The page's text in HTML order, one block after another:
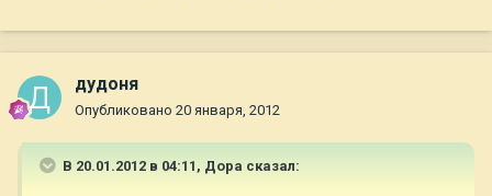
дудоня
Опубликовано 20 января, 2012
В 20.01.2012 в 04:11, Дора сказал: